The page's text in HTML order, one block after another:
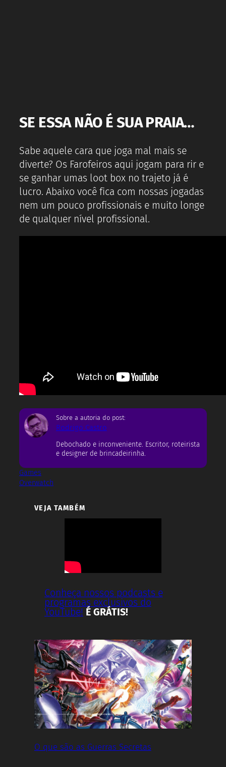
SE ESSA NÃO É SUA PRAIA…
Sabe aquele cara que joga mal mais se
diverte? Os Farofeiros aqui jogam para rir e
se ganhar umas loot box no trajeto já é
lucro. Abaixo você fica com nossas jogadas
nem um pouco profissionais e muito longe
de qualquer nível profissional.
Sobre a autoria do post:
Rodrigo Castro
Debochado e inconveniente. Escritor, roteirista
e designer de brincadeirinha.
Games
Overwatch
VEJA TAMBÉM
Conheça nossos podcasts e
programas exclusivos do
YouTube! É GRÁTIS!
O que são as Guerras Secretas